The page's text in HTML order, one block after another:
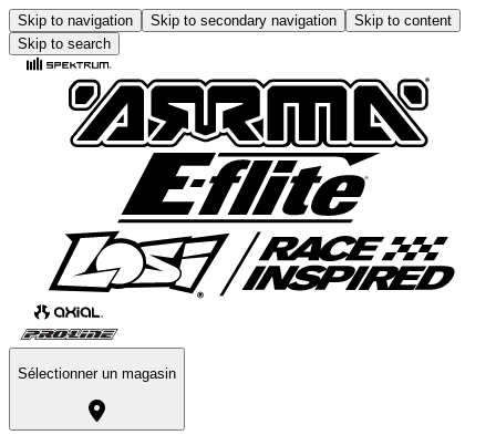
Skip to navigation Skip to secondary navigation
Skip to content
Skip to search
Sélectionner un magasin